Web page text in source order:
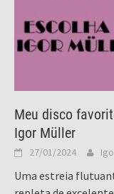
Meu disco
Igor Müller
27/01/2024
Uma estreia